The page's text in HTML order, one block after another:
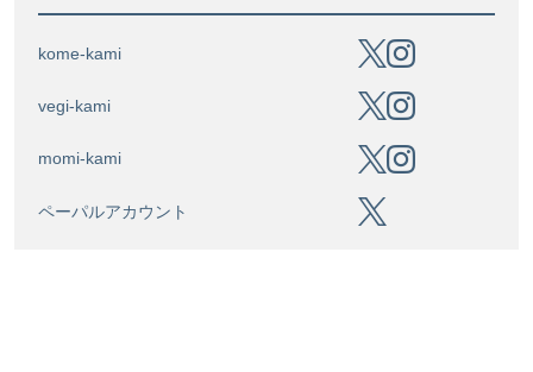
kome-kami
vegi-kami
momi-kami
ペーパルアカウント